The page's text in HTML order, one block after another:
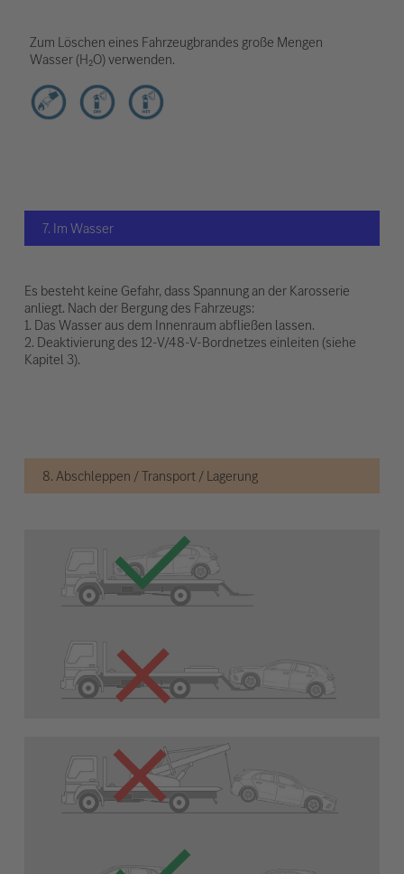
Zum Löschen eines Fahrzeugbrandes große Mengen
Wasser (H₂O) verwenden.
7. Im Wasser
Es besteht keine Gefahr, dass Spannung an der Karosserie
anliegt. Nach der Bergung des Fahrzeugs:
1. Das Wasser aus dem Innenraum abfließen lassen.
2. Deaktivierung des 12-V/48-V-Bordnetzes einleiten (siehe
Kapitel 3).
8. Abschleppen / Transport / Lagerung